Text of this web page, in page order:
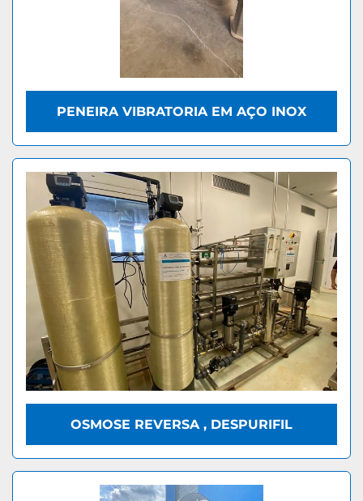
PENEIRA VIBRATORIA EM AÇO INOX
OSMOSE REVERSA , DESPURIFIL